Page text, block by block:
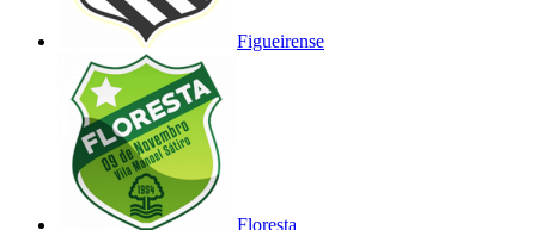
Figueirense
Floresta